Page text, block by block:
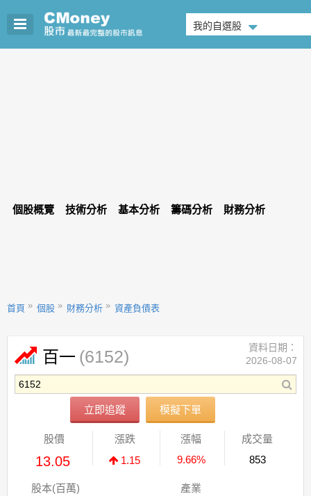
我的自選股
個股概覽 技術分析 基本分析 籌碼分析 財務分析
首頁 個股 財務分析 資產負債表
百一 (6152)
立即追蹤 模擬下單
資料日期：
2026-08-07
股價
13.05
漲跌
1.15
漲幅
9.66%
成交量
853
股本(百萬)
產業